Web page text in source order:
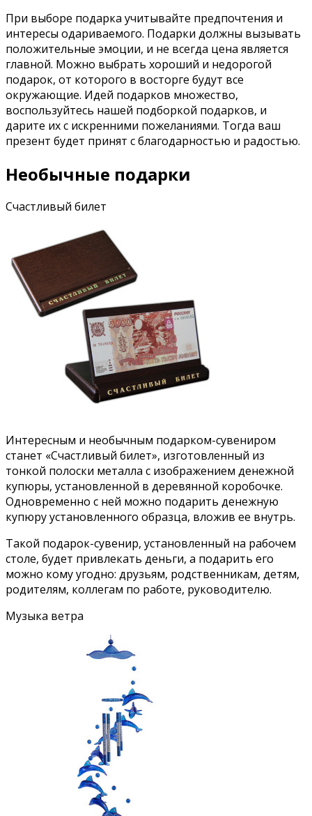
При выборе подарка учитывайте предпочтения и
интересы одариваемого. Подарки должны вызывать
положительные эмоции, и не всегда цена является
главной. Можно выбрать хороший и недорогой
подарок, от которого в восторге будут все
окружающие. Идей подарков множество,
воспользуйтесь нашей подборкой подарков, и
дарите их с искренними пожеланиями. Тогда ваш
презент будет принят с благодарностью и радостью.
Необычные подарки
Счастливый билет
Интересным и необычным подарком-сувениром
станет «Счастливый билет», изготовленный из
тонкой полоски металла с изображением денежной
купюры, установленной в деревянной коробочке.
Одновременно с ней можно подарить денежную
купюру установленного образца, вложив ее внутрь.
Такой подарок-сувенир, установленный на рабочем
столе, будет привлекать деньги, а подарить его
можно кому угодно: друзьям, родственникам, детям,
родителям, коллегам по работе, руководителю.
Музыка ветра